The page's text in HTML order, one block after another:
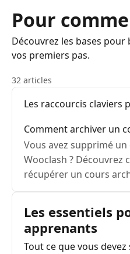
Pour
Découvrez les bases
vos premiers pas.
32 articles
Les raccourcis claviers
Comment archiver un
Vous avez supprimé
Wooclash ? Découvrez
récupérer un cours
quelques étapes
Les essentiels
apprenants
Tout ce que vous